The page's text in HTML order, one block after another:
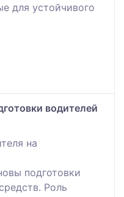
для устойчивого
водителей
на
подготовки
Роль